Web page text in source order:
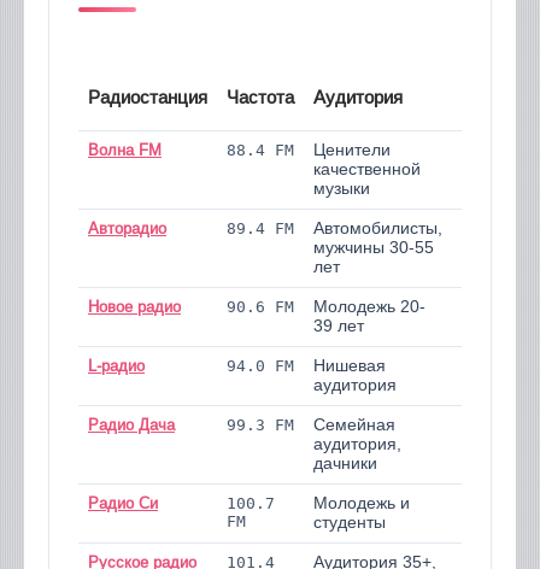
Радиостанция Частота Аудитория
Волна FM 88.4 FM
Ценители
качественной
музыки
Авторадио 89.4 FM
Автомобилисты,
мужчины 30-55
лет
Новое радио 90.6 FM
Молодежь 20-
39 лет
L-радио 94.0 FM
Нишевая
аудитория
Радио Дача 99.3 FM
Семейная
аудитория,
дачники
Радио Си
100.7
FM
Молодежь и
студенты
Русское радио
101.4
Аудитория 35+,